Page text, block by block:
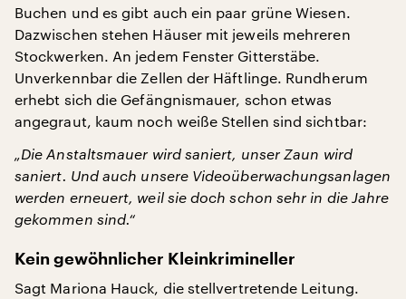
Buchen und es gibt auch ein paar grüne Wiesen.
Dazwischen stehen Häuser mit jeweils mehreren
Stockwerken. An jedem Fenster Gitterstäbe.
Unverkennbar die Zellen der Häftlinge. Rundherum
erhebt sich die Gefängnismauer, schon etwas
angegraut, kaum noch weiße Stellen sind sichtbar:
„Die Anstaltsmauer wird saniert, unser Zaun wird
saniert. Und auch unsere Videoüberwachungsanlagen
werden erneuert, weil sie doch schon sehr in die Jahre
gekommen sind.“
Kein gewöhnlicher Kleinkrimineller
Sagt Mariona Hauck, die stellvertretende Leitung.